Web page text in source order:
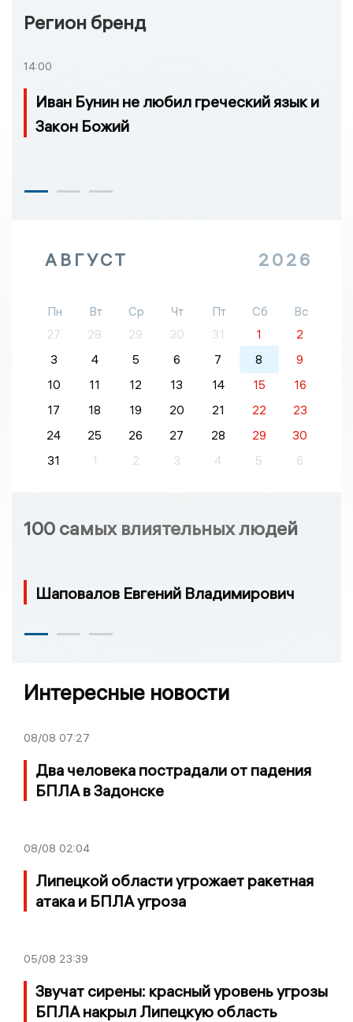
Регион бренд
14:00
Иван Бунин не любил греческий язык и
Закон Божий
АВГУСТ 2026
Пн Вт Ср Чт Пт Сб
Вс
27
28 29 30 31 1
2
3
4 5 6 7 8
9
10
11 12 13 14 15
16
17
18 19 20 21 22
23
24
25 26 27 28 29
30
31
1 2 3 4 5 6
100 самых влиятельных людей
Шаповалов Евгений Владимирович
Интересные новости
08/08 07:27
Два человека пострадали от падения
БПЛА в Задонске
08/08 02:04
Липецкой области угрожает ракетная
атака и БПЛА угроза
05/08 23:39
Звучат сирены: красный уровень угрозы
БПЛА накрыл Липецкую область